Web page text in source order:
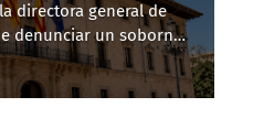
directora general de
denunciar un soborno